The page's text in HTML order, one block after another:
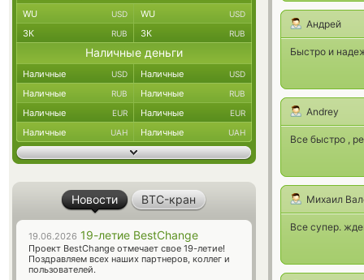
Андрей
Быстро и
Andrey
Все быстро ,
Михаил
Все супер.
WU USD WU USD
ЗК RUB ЗК RUB
Наличные деньги
Наличные USD Наличные USD
Наличные RUB Наличные RUB
Наличные EUR Наличные EUR
Наличные UAH Наличные UAH
Новости BTC-кран
19.06.2026 19-летие BestChange
Проект BestChange отмечает свое 19-летие!
Поздравляем всех наших партнеров, коллег и
пользователей.